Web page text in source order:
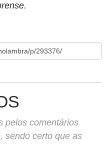
pelos comentários
sendo certo que as